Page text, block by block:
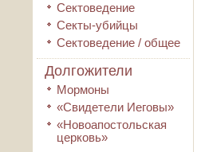
Сектоведение
Секты-убийцы
Сектоведение / общее
Долгожители
Мормоны
«Свидетели Иеговы»
«Новоапостольская
церковь»